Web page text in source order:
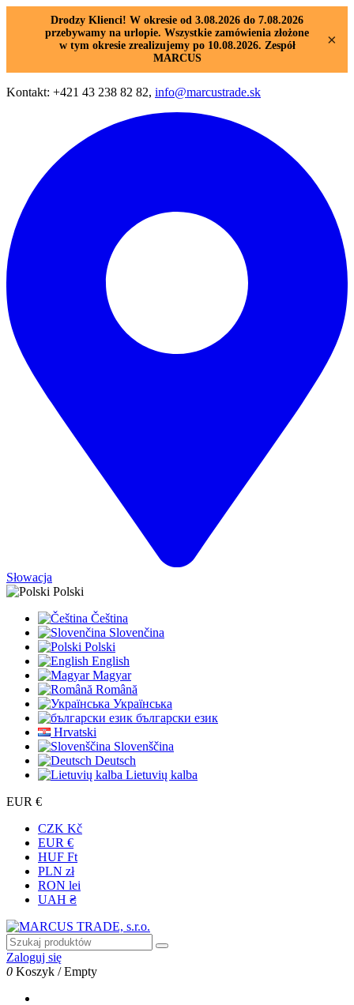
Drodzy Klienci! W okresie od 3.08.2026 do 7.08.2026
przebywamy na urlopie. Wszystkie zamówienia złożone
w tym okresie zrealizujemy po 10.08.2026. Zespół
MARCUS
×
Kontakt: +421 43 238 82 82, info@marcustrade.sk
Słowacja
Polski
Čeština
Slovenčina
Polski
English
Magyar
Română
Українська
български език
Hrvatski
Slovenščina
Deutsch
Lietuvių kalba
EUR €
CZK Kč
EUR €
HUF Ft
PLN zł
RON lei
UAH ₴
Zaloguj się
0 Koszyk /Empty